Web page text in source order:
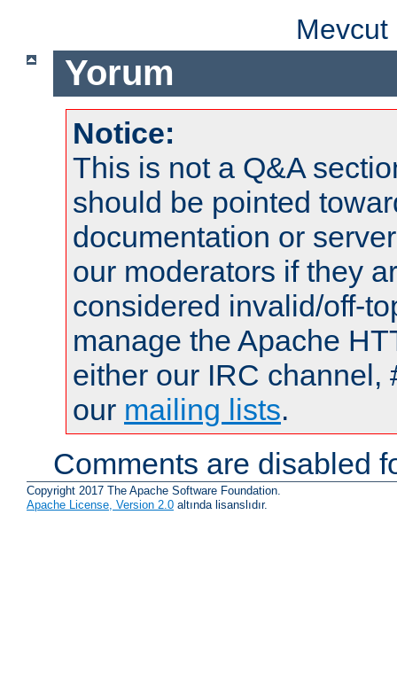
Yorum
Notice:
This is not a Q&A
should be pointed
documentation or
our moderators if they
considered invalid/off-
manage the Apache
either our IRC channel,
our mailing lists.
Comments are disabled
Copyright 2017 The Apache Software Foundation.
Apache License, Version 2.0 altında lisanslıdır.